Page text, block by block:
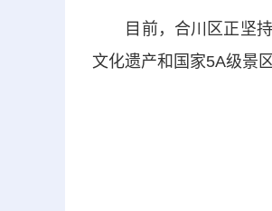
目前，合川区正坚持
文化遗产和国家5A级景